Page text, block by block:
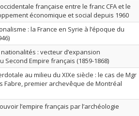
française entre le franc CFA et le
économique et social depuis 1960
: la France en Syrie à l’époque du
: vecteur d’expansion
Second Empire français (1859-1868)
au milieu du XIXe siècle : le cas de Mgr
Fabre, premier archevêque de Montréal
l’empire français par l’archéologie